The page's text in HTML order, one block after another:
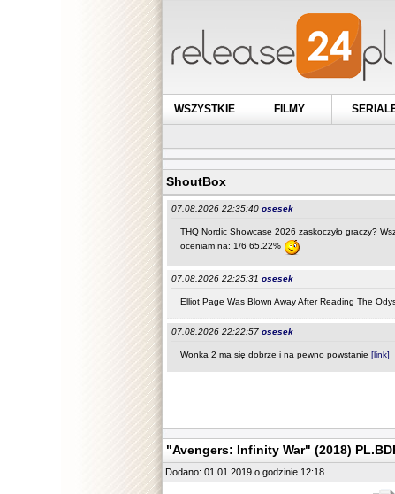
WSZYSTKIE FILMY
ShoutBox
"Avengers: Infinity War" (2018)
Dodano: 01.01.2019 o godzinie 12:18